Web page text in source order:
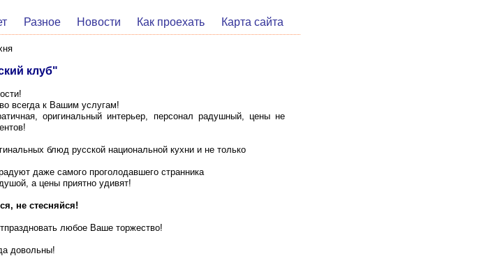
Разное Новости Как проехать Карта сайта
клуб"
всегда к Вашим услугам!
оригинальный интерьер, персонал радушный, цены не
блюд русской национальной кухни и не только
даже самого проголодавшего странника
а цены приятно удивят!
не стесняйся!
любое Ваше торжество!
довольны!